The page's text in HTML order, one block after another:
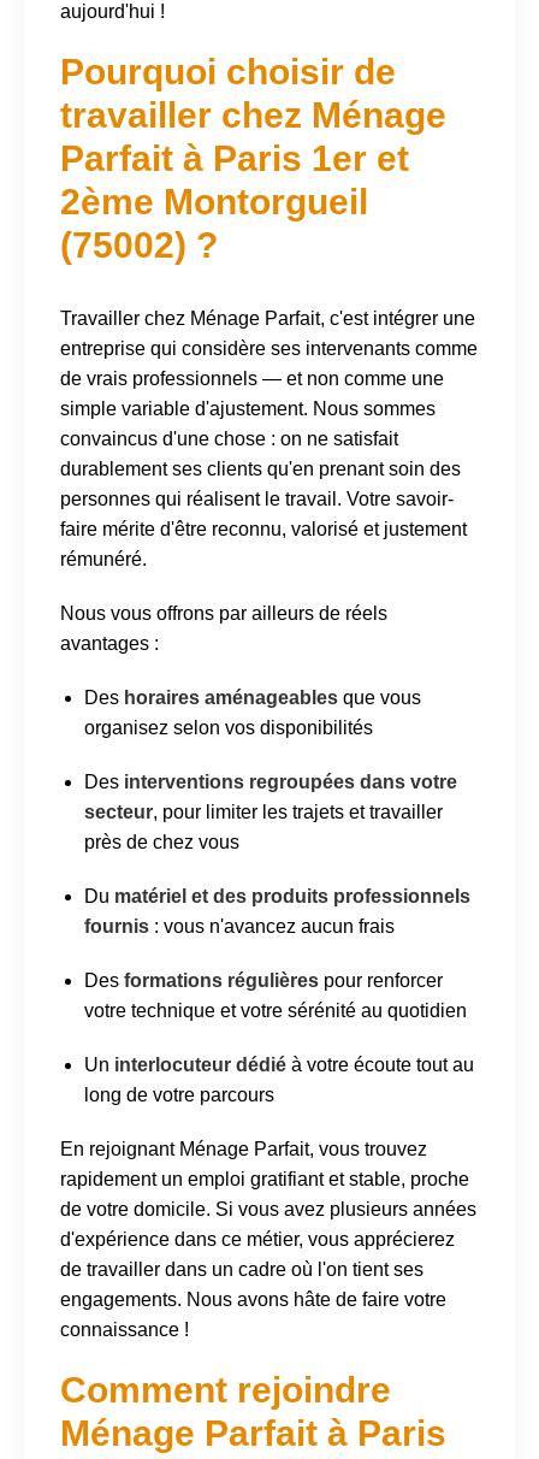
aujourd'hui !
Pourquoi choisir de
travailler chez Ménage
Parfait à Paris 1er et
2ème Montorgueil
(75002) ?
Travailler chez Ménage Parfait, c'est intégrer une
entreprise qui considère ses intervenants comme
de vrais professionnels — et non comme une
simple variable d'ajustement. Nous sommes
convaincus d'une chose : on ne satisfait
durablement ses clients qu'en prenant soin des
personnes qui réalisent le travail. Votre savoir-
faire mérite d'être reconnu, valorisé et justement
rémunéré.
Nous vous offrons par ailleurs de réels
avantages :
Des horaires aménageables que vous
organisez selon vos disponibilités
Des interventions regroupées dans votre
secteur, pour limiter les trajets et travailler
près de chez vous
Du matériel et des produits professionnels
fournis : vous n'avancez aucun frais
Des formations régulières pour renforcer
votre technique et votre sérénité au quotidien
Un interlocuteur dédié à votre écoute tout au
long de votre parcours
En rejoignant Ménage Parfait, vous trouvez
rapidement un emploi gratifiant et stable, proche
de votre domicile. Si vous avez plusieurs années
d'expérience dans ce métier, vous apprécierez
de travailler dans un cadre où l'on tient ses
engagements. Nous avons hâte de faire votre
connaissance !
Comment rejoindre
Ménage Parfait à Paris